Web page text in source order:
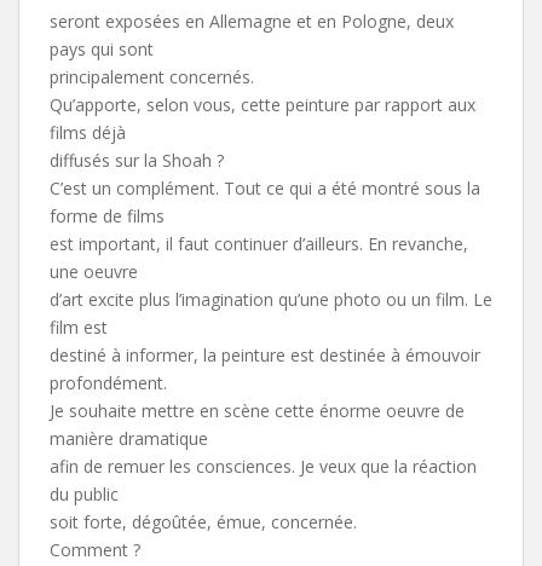
seront exposées en Allemagne et en Pologne, deux
pays qui sont
principalement concernés.
Qu’apporte, selon vous, cette peinture par rapport aux
films déjà
diffusés sur la Shoah ?
C’est un complément. Tout ce qui a été montré sous la
forme de films
est important, il faut continuer d’ailleurs. En revanche,
une oeuvre
d’art excite plus l’imagination qu’une photo ou un film. Le
film est
destiné à informer, la peinture est destinée à émouvoir
profondément.
Je souhaite mettre en scène cette énorme oeuvre de
manière dramatique
afin de remuer les consciences. Je veux que la réaction
du public
soit forte, dégoûtée, émue, concernée.
Comment ?